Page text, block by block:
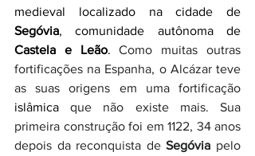
medieval localizado na cidade de
Segóvia
Castela e Leão. Como muitas outras
fortificações na Espanha, o Alcázar teve
islâmica que não existe mais. Sua
primeira construção foi em 1122, 34 anos
depois da reconquista de Segóvia